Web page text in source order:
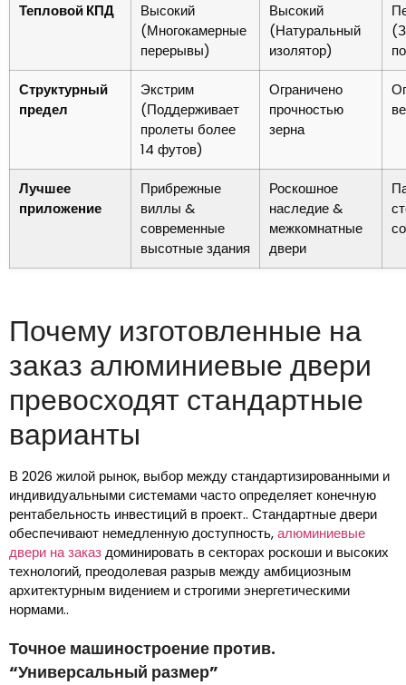
Тепловой КПД
Высокий
(Многокамерные
перерывы)
Высокий
(Натуральный
изолятор)
Структурный
предел
Экстрим
(Поддерживает
пролеты более
14 футов)
Ограничено
прочностью
зерна
Лучшее
приложение
Прибрежные
виллы &
современные
высотные здания
Роскошное
наследие &
межкомнатные
двери
Почему изготовленные на
заказ алюминиевые двери
превосходят стандартные
варианты
В 2026 жилой рынок, выбор между стандартизированными и
индивидуальными системами часто определяет конечную
рентабельность инвестиций в проект.. Стандартные двери
обеспечивают немедленную доступность,алюминиевые
двери на заказдоминировать в секторах роскоши и высоких
технологий, преодолевая разрыв между амбициозным
архитектурным видением и строгими энергетическими
нормами..
Точное машиностроение против.
“Универсальный размер”